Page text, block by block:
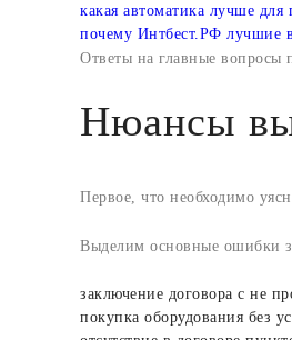
какая автоматика лучше для
почему Интбест.РФ лучшие
Ответы на главные вопросы
Нюансы
Первое, что необходимо
Выделим основные ошибки
заключение договора с не
покупка оборудования без